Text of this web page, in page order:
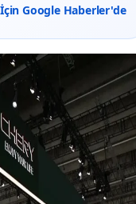
Google Haberler'de